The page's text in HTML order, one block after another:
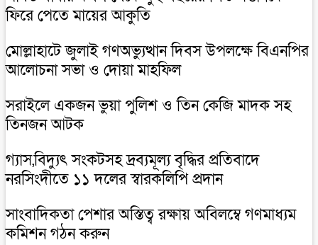
ফিরে পেতে মায়ের আকুতি
মোল্লাহাটে জুলাই গণঅভ্যুত্থান দিবস উপলক্ষে বিএনপির
আলোচনা সভা ও দোয়া মাহফিল
সরাইলে একজন ভুয়া পুলিশ ও তিন কেজি মাদক সহ
তিনজন আটক
গ্যাস,বিদ্যুৎ সংকটসহ দ্রব্যমূল্য বৃদ্ধির প্রতিবাদে
নরসিংদীতে ১১ দলের স্বারকলিপি প্রদান
সাংবাদিকতা পেশার অস্তিত্ব রক্ষায় অবিলম্বে গণমাধ্যম
কমিশন গঠন করুন